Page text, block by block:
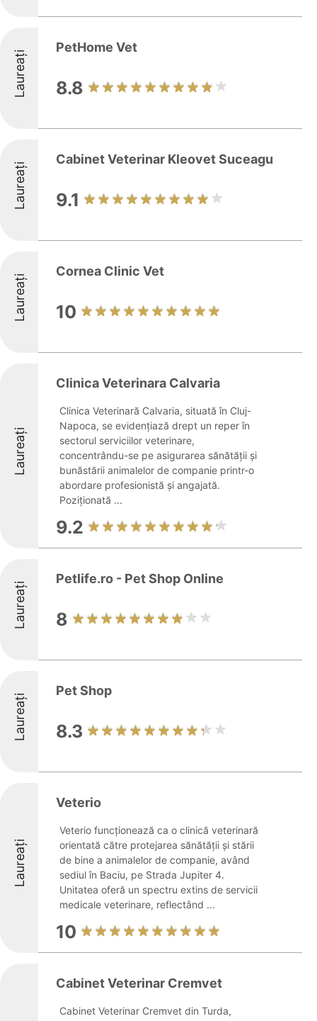
Laureați
PetHome Vet
8.8
Laureați
Cabinet Veterinar Kleovet Suceagu
9.1
Laureați
Cornea Clinic Vet
10
Laureați
Clinica Veterinara Calvaria
Clinica Veterinară Calvaria, situată în Cluj-
Napoca, se evidențiază drept un reper în
sectorul serviciilor veterinare,
concentrându-se pe asigurarea sănătății și
bunăstării animalelor de companie printr-o
abordare profesionistă și angajată.
Poziționată ...
9.2
Laureați
Petlife.ro - Pet Shop Online
8
Laureați
Pet Shop
8.3
Laureați
Veterio
Veterio funcționează ca o clinică veterinară
orientată către protejarea sănătății și stării
de bine a animalelor de companie, având
sediul în Baciu, pe Strada Jupiter 4.
Unitatea oferă un spectru extins de servicii
medicale veterinare, reflectând ...
10
Cabinet Veterinar Cremvet
Cabinet Veterinar Cremvet din Turda,